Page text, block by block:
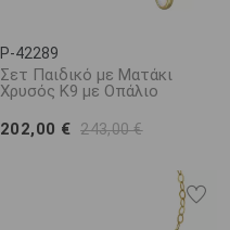
P-42289
Σετ Παιδικό με Ματάκι
Χρυσός Κ9 με Οπάλιο
202,00 € 243,00 €